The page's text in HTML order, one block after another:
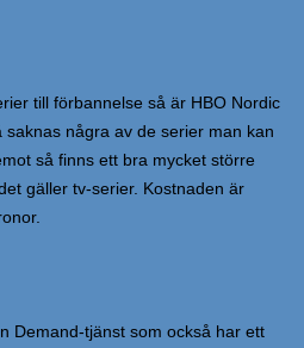
till förbannelse så är HBO Nordic
saknas några av de serier man kan
så finns ett bra mycket större
gäller tv-serier. Kostnaden är
Demand-tjänst som också har ett